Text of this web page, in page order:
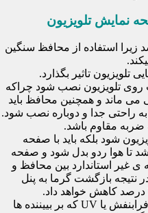
نمایش تلویزیون
استفاده از محافظ سنگین
تلویزیون تاثیر بگذارد.
تلویزیون نصب شود چراکه
ماند و همچنین محافظ باید
به راحتی جدا و دوباره نصب شود.
مقاوم باشد.
شود بلکه باید با صفحه
تا هوا ردو بدل شود و صفحه
ی غیر استاندارد بین محافظ و
بازگشت گرما به پنل
یک محافظ خوب باید از اشعه فرابنفش یا UV که بر بییننده ها